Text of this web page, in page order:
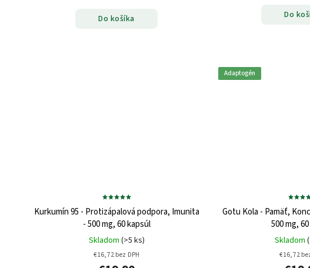
Do košíka Do
Kurkumín 95 - Protizápalová podpora, Imunita
- 500 mg, 60 kapsúl
Skladom (>5 ks)
€16,72 bez DPH
Adaptogén
Gotu Kola - Pamäť,
500 mg,
Skladom
€16,72